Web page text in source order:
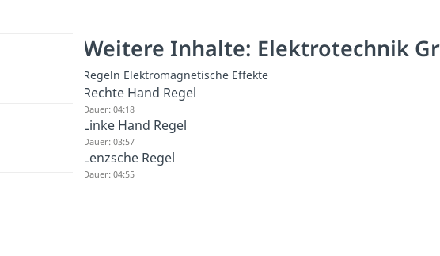
Weitere Inhalte: Elektrotechnik
Regeln Elektromagnetische Effekte
Rechte Hand Regel
Dauer: 04:18
Linke Hand Regel
Dauer: 03:57
Lenzsche Regel
Dauer: 04:55